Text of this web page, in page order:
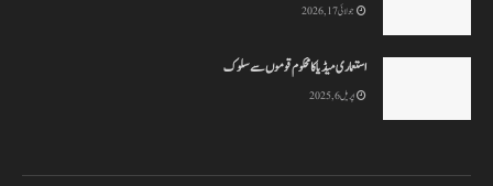
جولائی 17, 2026
استعماری میڈیا کا محکوم قوموں سے سلوک
اپریل 6, 2025